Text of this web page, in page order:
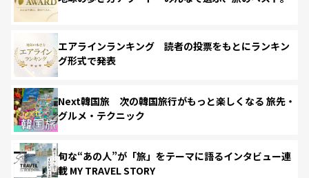
エアラインランキング 読者の投票をもとにランキン
グ形式で発表
Next韓国旅 次の韓国旅行がもっと楽しくなる 旅先・
グルメ・テクニック
旬な“あの人”が「旅」をテーマに語るインタビュー連
載 MY TRAVEL STORY